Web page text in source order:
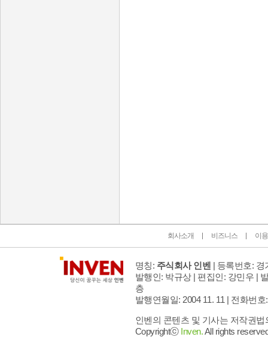
회사소개 비즈니스 이
명칭: 주식회사 인벤 | 등록번호: 경
발행인: 박규상 | 편집인: 강민우 |
층
발행연월일: 2004 11. 11 | 전화번호
인벤의 콘텐츠 및 기사는 저작권
Copyrightⓒ Inven.All rights